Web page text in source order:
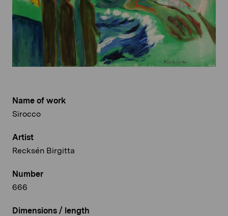
Name of work
Sirocco
Artist
Recksén Birgitta
Number
666
Dimensions / length